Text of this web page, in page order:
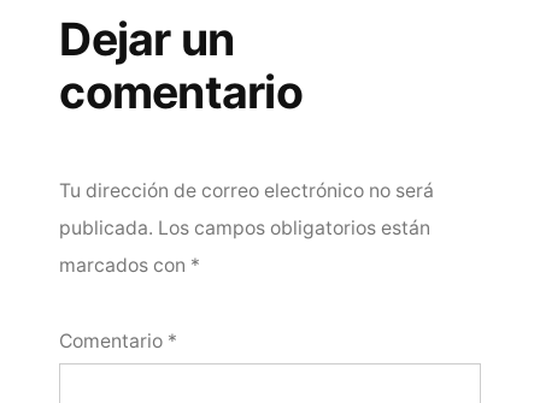
Dejar un
comentario
Tu dirección de correo electrónico no será
publicada. Los campos obligatorios están
marcados con *
Comentario *